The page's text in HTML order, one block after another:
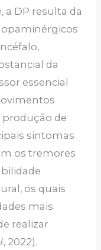
DP resulta da
da
essencial
produção de
sintomas
os tremores
os quais
mais
realizar
., 2022).